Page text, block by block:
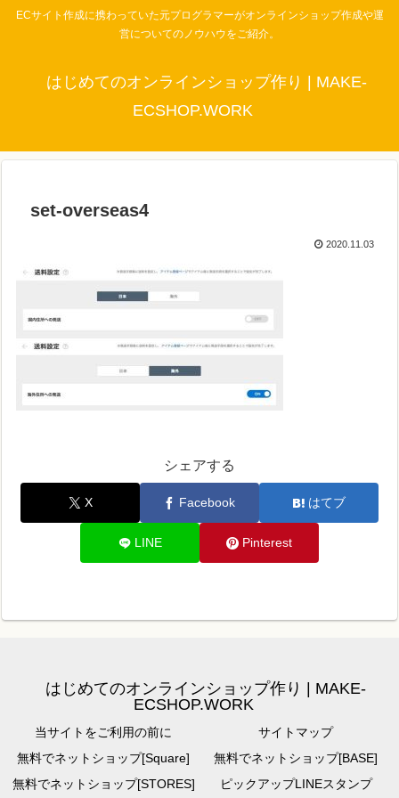
ECサイト作成に携わっていた元プログラマーがオンラインショップ作成や運
営についてのノウハウをご紹介。
はじめてのオンラインショップ作り | MAKE-
ECSHOP.WORK
set-overseas4
2020.11.03
シェアする
X Facebook はてブ
LINE Pinterest
はじめてのオンラインショップ作り | MAKE-
ECSHOP.WORK
当サイトをご利用の前に
サイトマップ
無料でネットショップ[Square]
無料でネットショップ[BASE]
無料でネットショップ[STORES]
ピックアップLINEスタンプ